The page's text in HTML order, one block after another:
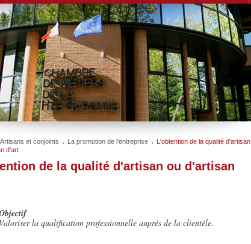
Artisans et conjoints La promotion de l'entreprise
L'obtention de la qualité d'artisan
d'art
de la qualité d'artisan ou d'artisan
Valoriser la qualification professionnelle auprès de la clientèle.